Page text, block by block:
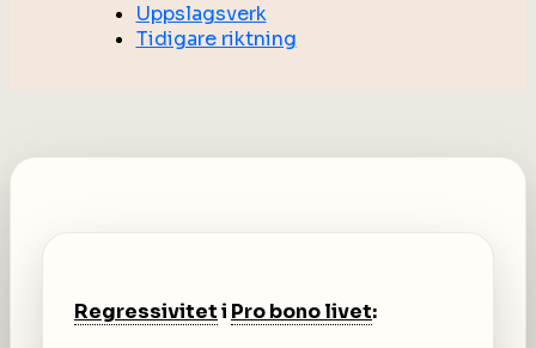
Uppslagsverk
Tidigare riktning
Regressiviteti Pro bono livet: